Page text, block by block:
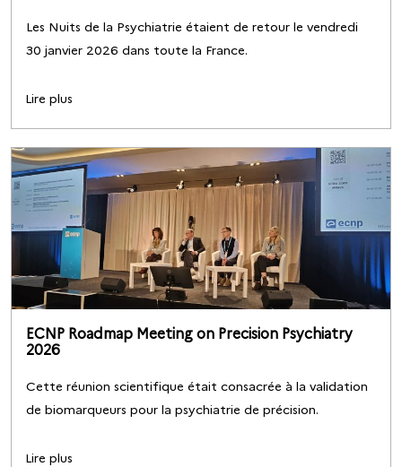
Les Nuits de la Psychiatrie étaient de retour le vendredi
30 janvier 2026 dans toute la France.
Lire plus
ECNP Roadmap Meeting on Precision Psychiatry
2026
Cette réunion scientifique était consacrée à la validation
de biomarqueurs pour la psychiatrie de précision.
Lire plus